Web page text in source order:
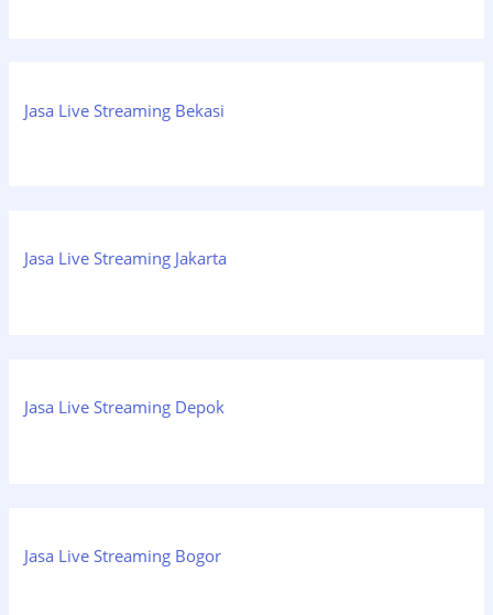
Jasa Live Streaming Bekasi
Jasa Live Streaming Jakarta
Jasa Live Streaming Depok
Jasa Live Streaming Bogor